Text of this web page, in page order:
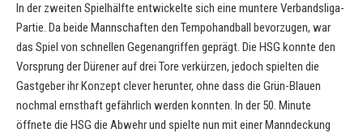
In der zweiten Spielhälfte entwickelte sich eine muntere Verbandsliga-
Partie. Da beide Mannschaften den Tempohandball bevorzugen, war
das Spiel von schnellen Gegenangriffen geprägt. Die HSG konnte den
Vorsprung der Dürener auf drei Tore verkürzen, jedoch spielten die
Gastgeber ihr Konzept clever herunter, ohne dass die Grün-Blauen
nochmal ernsthaft gefährlich werden konnten. In der 50. Minute
öffnete die HSG die Abwehr und spielte nun mit einer Manndeckung